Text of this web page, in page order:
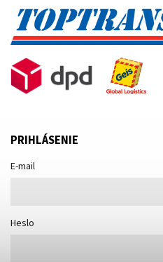
PRIHLÁSENIE
E-mail
Heslo